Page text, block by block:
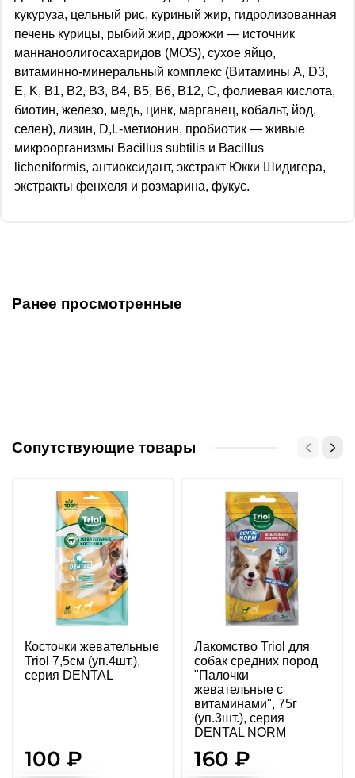
кукуруза, цельный рис, куриный жир, гидролизованная
печень курицы, рыбий жир, дрожжи — источник
маннаноолигосахаридов (MOS), сухое яйцо,
витаминно-минеральный комплекс (Витамины А, D3,
E, K, B1, B2, B3, B4, B5, B6, B12, C, фолиевая кислота,
биотин, железо, медь, цинк, марганец, кобальт, йод,
селен), лизин, D,L-метионин, пробиотик — живые
микроорганизмы Bacillus subtilis и Bacillus
licheniformis, антиоксидант, экстракт Юкки Шидигера,
экстракты фенхеля и розмарина, фукус.
Ранее просмотренные
Сопутствующие товары
Косточки жевательные
Triol 7,5см (уп.4шт.),
серия DENTAL
100 ₽
Лакомство Triol для
собак средних пород
"Палочки
жевательные с
витаминами", 75г
(уп.3шт.), серия
DENTAL NORM
160 ₽